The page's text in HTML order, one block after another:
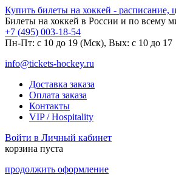
Купить билеты на хоккей - расписание,
Билеты на хоккей в России и по всему
+7 (495) 003-18-54
Пн-Пт: c 10 до 19 (Мск), Вых: с 10 до 17
info@tickets-hockey.ru
Доставка заказа
Оплата заказа
Контакты
VIP / Hospitality
Войти в Личный кабинет
корзина пуста
продолжить оформление